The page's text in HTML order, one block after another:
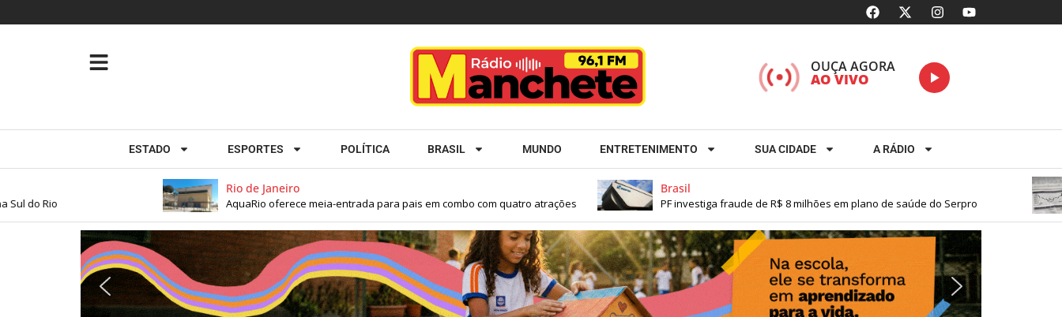
OUÇA AGORA
AO VIVO
ESTADO ESPORTES POLÍTICA BRASIL MUNDO ENTRETENIMENTO SUA CIDADE A RÁDIO
Rio de Janeiro
AquaRio oferece meia-entrada para pais em combo com quatro atrações
Brasil
PF investiga fraude de R$ 8 milhões em plano de saúde do Serpro
do Rio